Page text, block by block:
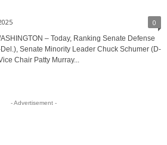
0
– Today, Ranking Senate Defense
Senate Minority Leader Chuck Schumer (D-
Chair Patty Murray...
- Advertisement -